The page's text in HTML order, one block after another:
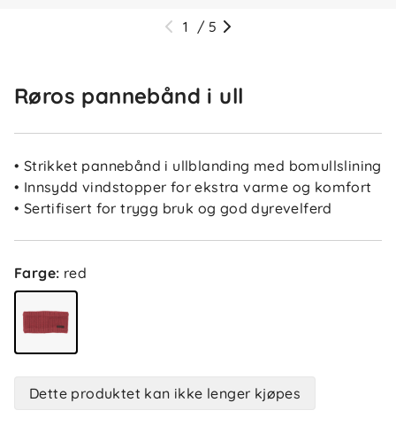
1 / 5
Røros pannebånd i ull
• Strikket pannebånd i ullblanding med bomullslining
• Innsydd vindstopper for ekstra varme og komfort
• Sertifisert for trygg bruk og god dyrevelferd
Farge: red
Dette produktet kan ikke lenger kjøpes